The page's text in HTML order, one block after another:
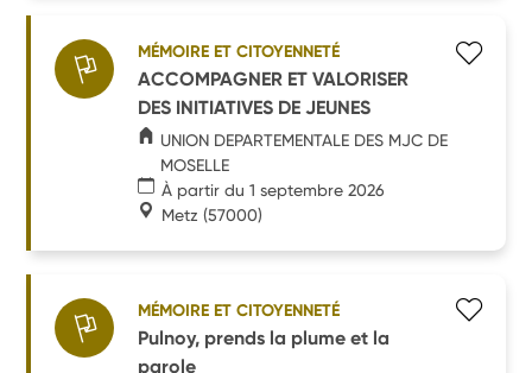
MÉMOIRE ET CITOYENNETÉ
ACCOMPAGNER ET VALORISER
DES INITIATIVES DE JEUNES
UNION DEPARTEMENTALE DES MJC DE
MOSELLE
À partir du 1 septembre 2026
Metz (57000)
MÉMOIRE ET CITOYENNETÉ
Pulnoy, prends la plume et la
parole